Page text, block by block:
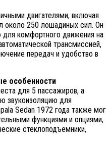
двигателями, включая
около 250 лошадиных сил. Он
комфортного движения на
трансмиссией,
передач и удобство в
особенности
для 5 пассажиров, а
звукоизоляцию для
Sedan 1972 года также мог
функциями и опциями,
стеклоподъемники,